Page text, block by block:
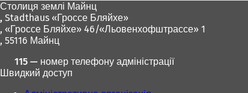
Столиця землі Майнц
, Stadthaus «Гроссе Бляйхе»
, «Гроссе Бляйхе» 46/«Льовенхофштрассе» 1
, 55116 Майнц
115 — номер телефону адміністрації
Швидкий доступ